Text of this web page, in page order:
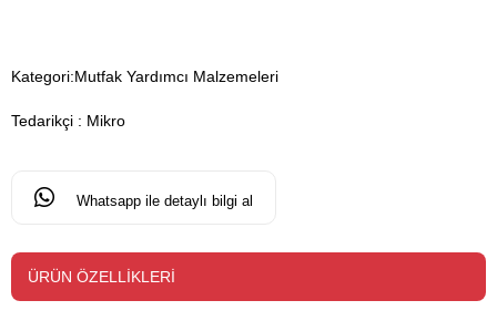
Kategori:Mutfak Yardımcı Malzemeleri
Tedarikçi : Mikro
Whatsapp ile detaylı bilgi al
ÜRÜN ÖZELLIKLERI